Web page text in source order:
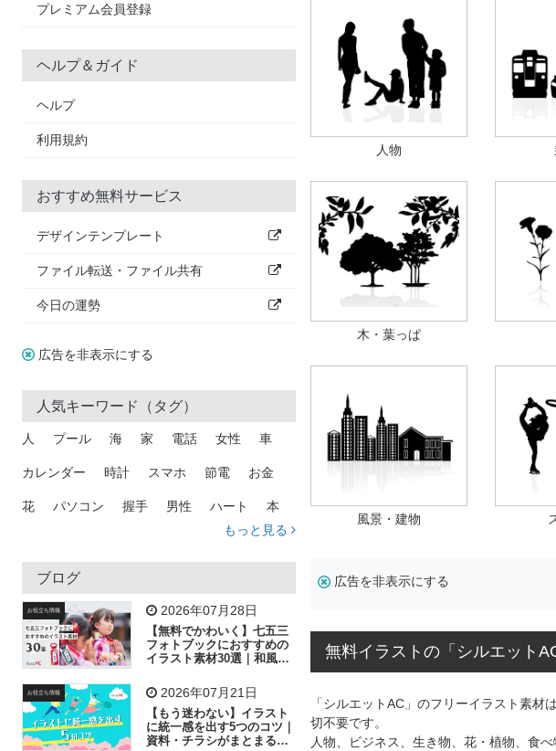
プレミアム会員登録
ヘルプ＆ガイド
ヘルプ
利用規約
おすすめ無料サービス
デザインテンプレート
ファイル転送・ファイル共有
今日の運勢
広告を非表示にする
人気キーワード（タグ）
人 プール 海 家 電話 女性 車
カレンダー 時計 スマホ 節電 お金
花 パソコン 握手 男性 ハート 本
トラック 木
吹き出し
飛行機 グラフ ビル 魚 家族 書類
歩く 工場 会社 太陽 キラキラ
子供 作業員 相談 ピクトグラム
もっと見る
ブログ
お役立ち情報 2026年07月28日
【無料でかわいく】七五三
フォトブックにおすすめの
イラスト素材30選｜和風の
お役立ち情報 2026年07月21日
【もう迷わない】イラスト
に統一感を出す5つのコツ｜
資料・チラシがまとまるフ
人物
木・葉っぱ
風景・建物
広告を非表示にする
無料イラストの「シルエット
「シルエットAC」のフリーイラスト素
切不要です。
人物、ビジネス、生き物、花・植物、食